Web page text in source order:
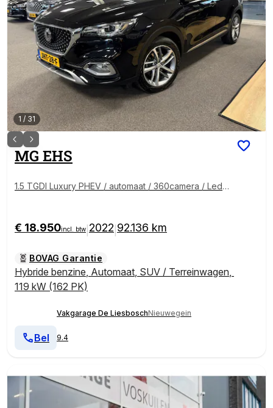
1 / 31
MG EHS
1.5 TGDI Luxury PHEV / automaat / 360camera / Lede
€ 18.950incl. btw 2022 92.136 km
BOVAG Garantie
Hybride benzine, Automaat, SUV / Terreinwagen,
119 kW (162 PK)
Vakgarage De LiesboschNieuwegein
9.4
Bel